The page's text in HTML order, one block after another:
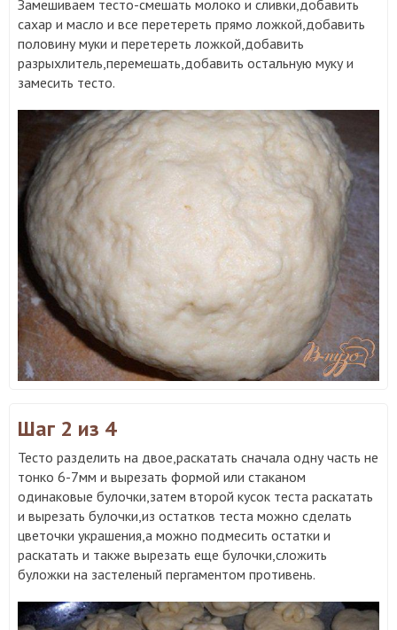
Замешиваем тесто-смешать молоко и сливки,добавить
сахар и масло и все перетереть прямо ложкой,добавить
половину муки и перетереть ложкой,добавить
разрыхлитель,перемешать,добавить остальную муку и
замесить тесто.
Шаг 2 из 4
Тесто разделить на двое,раскатать сначала одну часть не
тонко 6-7мм и вырезать формой или стаканом
одинаковые булочки,затем второй кусок теста раскатать
и вырезать булочки,из остатков теста можно сделать
цветочки украшения,а можно подмесить остатки и
раскатать и также вырезать еще булочки,сложить
буложки на застеленый пергаментом противень.